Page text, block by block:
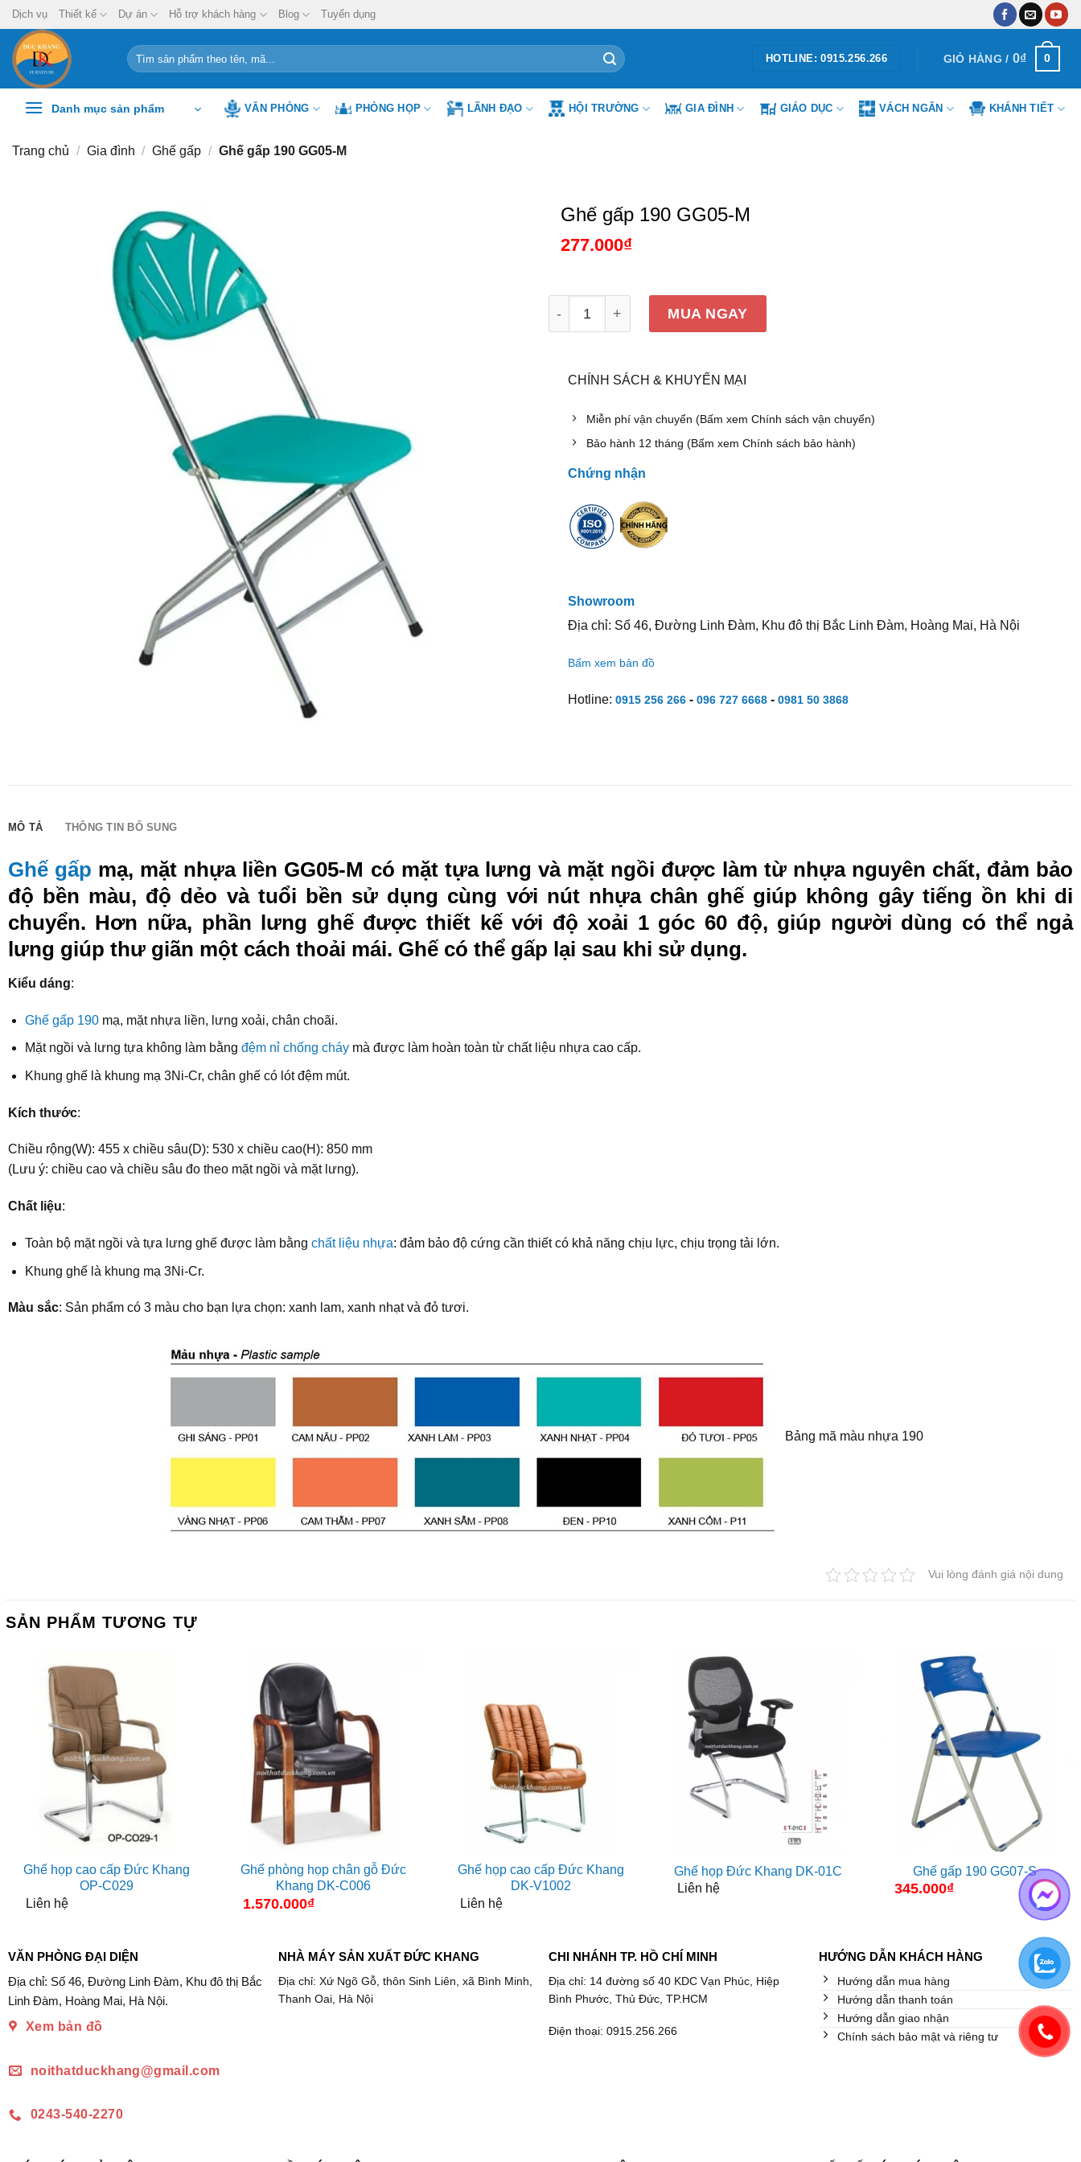
Chuyển
đến
nội
dung
Dịch vụ Thiết kế Dự án Hỗ trợ khách hàng Blog Tuyển dụng
Tìm
kiếm:
HOTLINE: 0915.256.266 GIỎ HÀNG / 0₫ 0
Danh mục sản phẩm VĂN PHÒNG PHÒNG HỌP LÃNH ĐẠO HỘI TRƯỜNG GIA ĐÌNH GIÁO DỤC VÁCH NGĂN KHÁNH TIẾT
Trang chủ / Gia đình / Ghế gấp / Ghế gấp 190 GG05-M
Ghế gấp 190 GG05-M
277.000₫
MUA NGAY
CHÍNH SÁCH & KHUYẾN MẠI
Miễn phí vận chuyển (Bấm xem Chính sách vận chuyển)
Bảo hành 12 tháng (Bấm xem Chính sách bảo hành)
Chứng nhận
Showroom
Địa chỉ: Số 46, Đường Linh Đàm, Khu đô thị Bắc Linh Đàm, Hoàng Mai, Hà Nội
Bấm xem bản đồ
Hotline: 0915 256 266- 096 727 6668- 0981 50 3868
MÔ TẢ THÔNG TIN BỔ SUNG
Ghế gấp mạ, mặt nhựa liền GG05-M có mặt tựa lưng và mặt ngồi được làm từ nhựa nguyên chất, đảm bảo
độ bền màu, độ dẻo và tuổi bền sử dụng cùng với nút nhựa chân ghế giúp không gây tiếng ồn khi di
chuyển. Hơn nữa, phần lưng ghế được thiết kế với độ xoải 1 góc 60 độ, giúp người dùng có thể ngả
lưng giúp thư giãn một cách thoải mái. Ghế có thể gấp lại sau khi sử dụng.
Kiểu dáng:
Ghế gấp 190mạ, mặt nhựa liền, lưng xoải, chân choãi.
Mặt ngồi và lưng tựa không làm bằng đệm nỉ chống cháymà được làm hoàn toàn từ chất liệu nhựa cao cấp.
Khung ghế là khung mạ 3Ni-Cr, chân ghế có lót đệm mút.
Kích thước:
Chiều rộng(W): 455 x chiều sâu(D): 530 x chiều cao(H): 850 mm
(Lưu ý: chiều cao và chiều sâu đo theo mặt ngồi và mặt lưng).
Chất liệu:
Toàn bộ mặt ngồi và tựa lưng ghế được làm bằng chất liệu nhựa: đảm bảo độ cứng cần thiết có khả năng chịu lực, chịu trọng tải lớn.
Khung ghế là khung mạ 3Ni-Cr.
Màu sắc: Sản phẩm có 3 màu cho bạn lựa chọn: xanh lam, xanh nhạt và đỏ tươi.
Bảng mã màu nhựa 190
Vui lòng đánh giá nội dung
SẢN PHẨM TƯƠNG TỰ
Ghế họp cao cấp Đức Khang
OP-C029
Liên hệ
Ghế phòng họp chân gỗ Đức
Khang DK-C006
1.570.000₫
Ghế họp cao cấp Đức Khang
DK-V1002
Liên hệ
Ghế họp Đức Khang DK-01C
Liên hệ
Ghế gấp 190 GG07-S
345.000₫
VĂN PHÒNG ĐẠI DIỆN
Địa chỉ: Số 46, Đường Linh Đàm, Khu đô thị Bắc
Linh Đàm, Hoàng Mai, Hà Nội.
Xem bản đồ
noithatduckhang@gmail.com
0243-540-2270
NHÀ MÁY SẢN XUẤT ĐỨC KHANG
Địa chỉ: Xứ Ngõ Gỗ, thôn Sinh Liên, xã Bình Minh,
Thanh Oai, Hà Nội
CHI NHÁNH TP. HỒ CHÍ MINH
Địa chỉ: 14 đường số 40 KDC Vạn Phúc, Hiệp
Bình Phước, Thủ Đức, TP.HCM
Điện thoại: 0915.256.266
HƯỚNG DẪN KHÁCH HÀNG
Hướng dẫn mua hàng
Hướng dẫn thanh toán
Hướng dẫn giao nhận
Chính sách bảo mật và riêng tư